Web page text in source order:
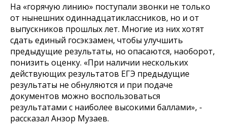
На «горячую линию» поступали звонки не только
от нынешних одиннадцатиклассников, но и от
выпускников прошлых лет. Многие из них хотят
сдать единый госэкзамен, чтобы улучшить
предыдущие результаты, но опасаются, наоборот,
понизить оценку. «При наличии нескольких
действующих результатов ЕГЭ предыдущие
результаты не обнуляются и при подаче
документов можно воспользоваться
результатами с наиболее высокими баллами», -
рассказал Анзор Музаев.